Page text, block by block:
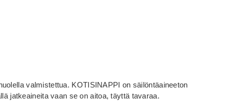
valmistettua. KOTISINAPPI on säilöntäaineeton
jatkeaineita vaan se on aitoa, täyttä tavaraa.